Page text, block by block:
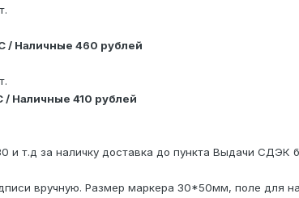
/ Наличные 460 рублей
Наличные 410 рублей
и т.д за наличку доставка до пункта Выдачи СДЭК
вручную. Размер маркера 30*50мм, поле для